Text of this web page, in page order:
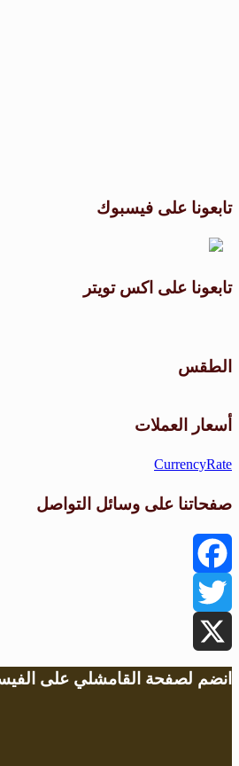
تابعونا على فيسبوك
تابعونا على اكس تويتر
الطقس
أسعار العملات
CurrencyRate
صفحاتنا على وسائل التواصل
Facebook
Twitter
X
انضم لصفحة القامشلي على